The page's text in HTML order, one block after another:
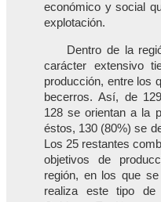
económico y social
explotación.
Dentro de la
carácter extensivo
producción, entre los
becerros. Así, de
128 se orientan a la
éstos, 130 (80%) se
Los 25 restantes
objetivos de
región, en los que
realiza este tipo